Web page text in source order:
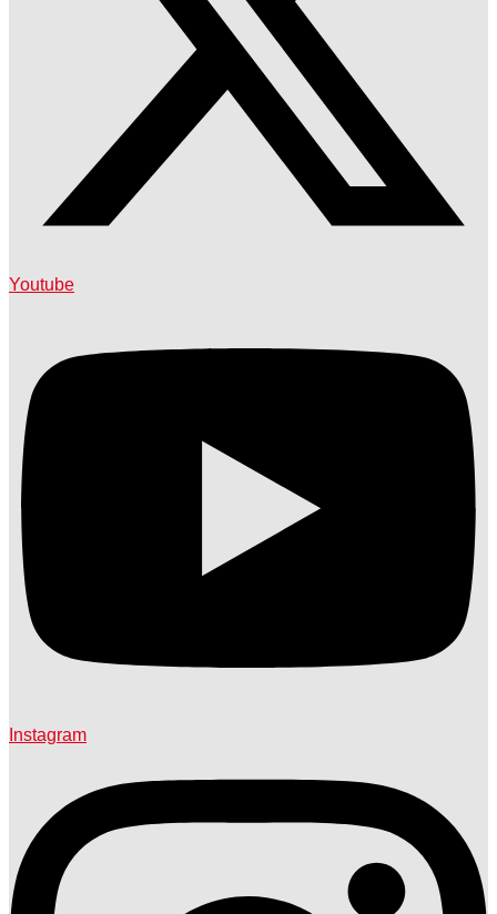
Youtube
Instagram